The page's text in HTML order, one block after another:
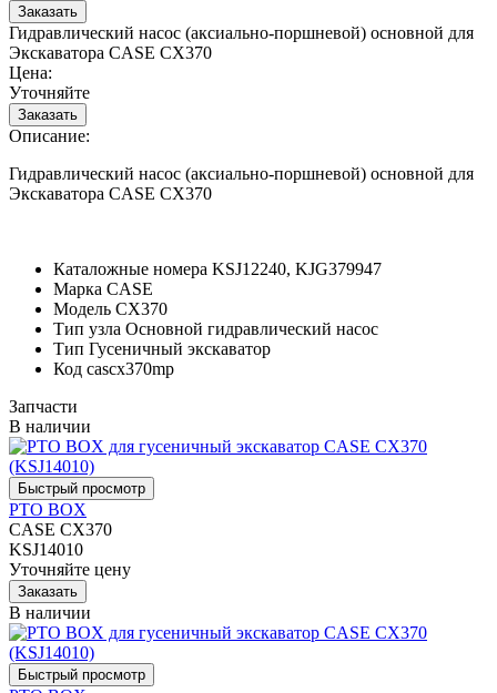
Гидравлический насос (аксиально-поршневой) основной для
Экскаватора CASE CX370
Цена:
Уточняйте
Описание:
Гидравлический насос (аксиально-поршневой) основной для
Экскаватора CASE CX370
Каталожные номера KSJ12240, KJG379947
Марка CASE
Модель CX370
Тип узла Основной гидравлический насос
Тип Гусеничный экскаватор
Код cascx370mp
Запчасти
В наличии
PTO BOX
CASE CX370
KSJ14010
Уточняйте цену
В наличии